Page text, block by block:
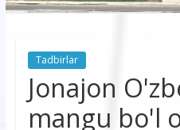
hududiy
korxonasi”
Tadbirlar
Jonajon
mangu bo'l